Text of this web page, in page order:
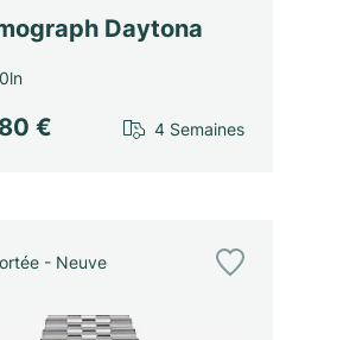
Daytona
€ 4 Semaines
- Neuve